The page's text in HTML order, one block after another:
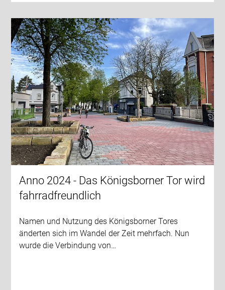
Anno 2024 - Das Königsborner Tor wird
fahrradfreundlich
Namen und Nutzung des Königsborner Tores
änderten sich im Wandel der Zeit mehrfach. Nun
wurde die Verbindung von…